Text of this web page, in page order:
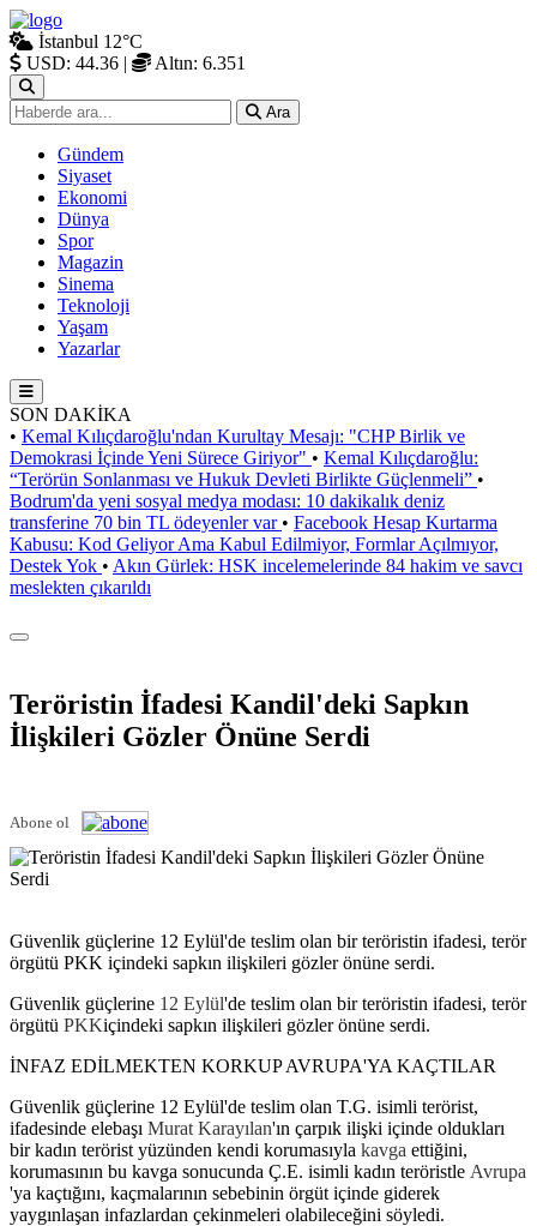
İstanbul 12°C
USD: 44.36 | Altın: 6.351
Ara
Gündem
Siyaset
Ekonomi
Dünya
Spor
Magazin
Sinema
Teknoloji
Yaşam
Yazarlar
SON DAKİKA
• Kemal Kılıçdaroğlu'ndan Kurultay Mesajı: "CHP Birlik ve
Demokrasi İçinde Yeni Sürece Giriyor" • Kemal Kılıçdaroğlu:
“Terörün Sonlanması ve Hukuk Devleti Birlikte Güçlenmeli” •
Bodrum'da yeni sosyal medya modası: 10 dakikalık deniz
transferine 70 bin TL ödeyenler var • Facebook Hesap Kurtarma
Kabusu: Kod Geliyor Ama Kabul Edilmiyor, Formlar Açılmıyor,
Destek Yok • Akın Gürlek: HSK incelemelerinde 84 hakim ve savcı
meslekten çıkarıldı
Teröristin İfadesi Kandil'deki Sapkın
İlişkileri Gözler Önüne Serdi
Abone ol
Güvenlik güçlerine 12 Eylül'de teslim olan bir teröristin ifadesi, terör
örgütü PKK içindeki sapkın ilişkileri gözler önüne serdi.
Güvenlik güçlerine 12 Eylül'de teslim olan bir teröristin ifadesi, terör
örgütü PKKiçindeki sapkın ilişkileri gözler önüne serdi.
İNFAZ EDİLMEKTEN KORKUP AVRUPA'YA KAÇTILAR
Güvenlik güçlerine 12 Eylül'de teslim olan T.G. isimli terörist,
ifadesinde elebaşı Murat Karayılan'ın çarpık ilişki içinde oldukları
bir kadın terörist yüzünden kendi korumasıyla kavga ettiğini,
korumasının bu kavga sonucunda Ç.E. isimli kadın teröristle Avrupa
'ya kaçtığını, kaçmalarının sebebinin örgüt içinde giderek
yaygınlaşan infazlardan çekinmeleri olabileceğini söyledi.